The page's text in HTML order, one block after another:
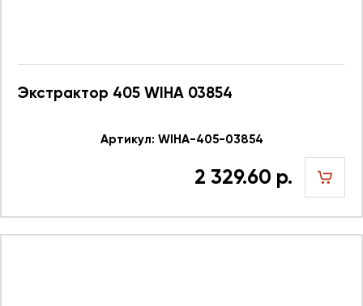
Экстрактор 405 WIHA 03854
Артикул: WIHA-405-03854
2 329.60 р.